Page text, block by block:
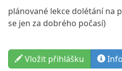
plánované lekce dolétání na
se jen za dobrého počasí)
Vložit přihlášku Info